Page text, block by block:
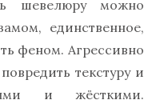
шевелюру можно
единственное,
феном. Агрессивно
текстуру и
и жёсткими.